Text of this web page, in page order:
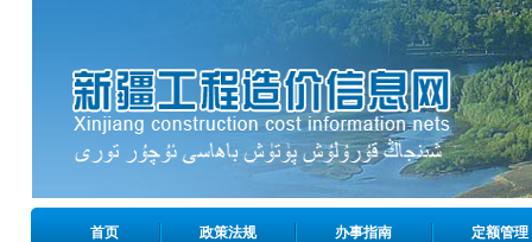
首页 政策法规 办事指南 定额管理